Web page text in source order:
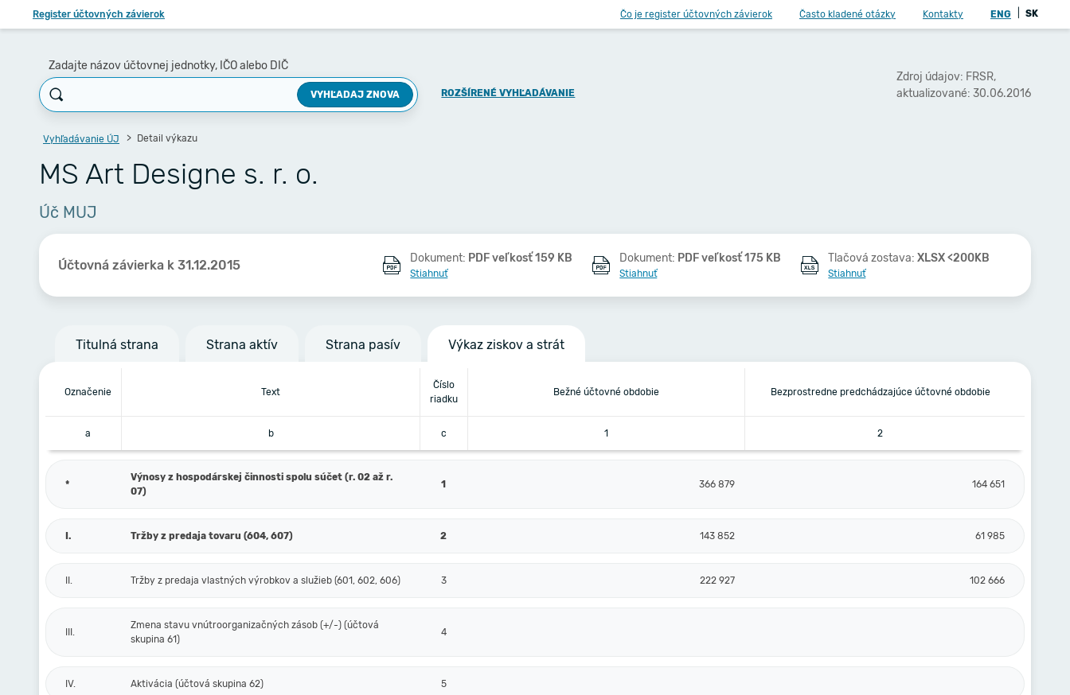
Register účtovných závierok Čo je register účtovných závierok Často kladené otázky Kontakty ENG SK
Zadajte názov účtovnej jednotky, IČO alebo DIČ
VYHĽADAJ ZNOVA ROZŠÍRENÉ VYHĽADÁVANIE
Zdroj údajov: FRSR,
aktualizované: 30.06.2016
Vyhľadávanie ÚJ Detail výkazu
MS Art Designe s. r. o.
Úč MUJ
Účtovná závierka k 31.12.2015 Dokument: PDF veľkosť 159 KB
Stiahnuť
Dokument: PDF veľkosť 175 KB
Stiahnuť
Tlačová zostava:XLSX <200KB
Stiahnuť
Titulná strana Strana aktív Strana pasív Výkaz ziskov a strát
Označenie Text
Číslo
riadku
Bežné účtovné obdobie Bezprostredne predchádzajúce účtovné obdobie
a b c 1 2
*
Výnosy z hospodárskej činnosti spolu súčet (r. 02 až r.
07)
1 366 879 164 651
I. Tržby z predaja tovaru (604, 607) 2 143 852 61 985
II. Tržby z predaja vlastných výrobkov a služieb (601, 602, 606) 3 222 927 102 666
III.
Zmena stavu vnútroorganizačných zásob (+/-) (účtová
skupina 61)
4
IV. Aktivácia (účtová skupina 62) 5